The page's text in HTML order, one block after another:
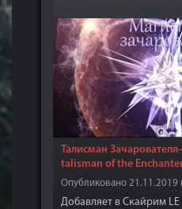
Талисман
talisman of the
Опубликовано 21.11.2019
Добавляет в Скайрим